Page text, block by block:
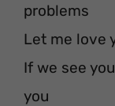
problems
Let me love
If we see
you